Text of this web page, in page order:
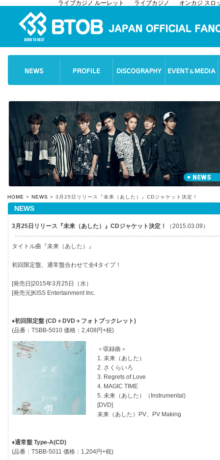
ライブカジノ ルーレット ライブカジノ オンカジ スロ
HOME >NEWS > 3月25日リリース『未来（あした）』CDジャケット決定！
NEWS
3月25日リリース『未来（あした）』CDジャケット決定！ （2015.03.09）
タイトル曲『未来（あした）』
初回限定盤、通常盤合わせて全4タイプ！
[発売日]2015年3月25日（水）
[発売元]KISS Entertainment Inc.
♦初回限定盤 (CD＋DVD＋フォトブックレット)
(品番：TSBB-5010 価格：2,408円+税)
＜収録曲＞
1. 未来（あした）
2. さくらいろ
3. Regrets of Love
4. MAGIC TIME
5. 未来（あした）（Instrumental)
[DVD]
未来（あした）PV、PV Making
♦通常盤 Type-A(CD)
(品番：TSBB-5011 価格：1,204円+税)